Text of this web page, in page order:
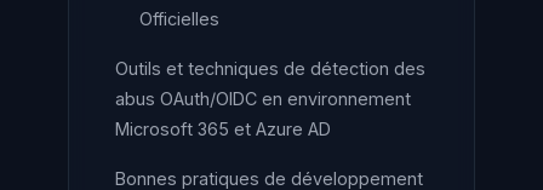
Officielles
Outils et techniques de détection des
abus OAuth/OIDC en environnement
Microsoft 365 et Azure AD
Bonnes pratiques de développement